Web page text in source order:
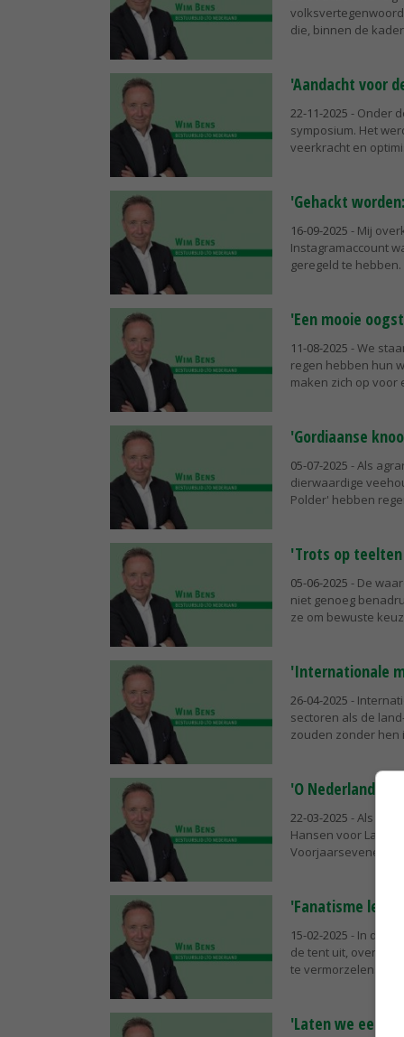
die, binnen de
'Aandacht voor
22-11-2025 - Onder
symposium. Het
veerkracht en
'Gehackt
16-09-2025 - Mij
Instagramaccount
geregeld te hebben.
'Een mooie
11-08-2025 - We
regen hebben hun
maken zich op voor
'Gordiaanse
05-07-2025 - Als
dierwaardige
Polder' hebben
'Trots op
05-06-2025 - De
niet genoeg
ze om bewuste
'Internationale
26-04-2025 -
sectoren als de
zouden zonder hen
'O Nederland, let
22-03-2025 - Als u
Hansen voor
'Fanatisme
15-02-2025 - In de
de tent uit,
te vermorzelen.
'Laten we een